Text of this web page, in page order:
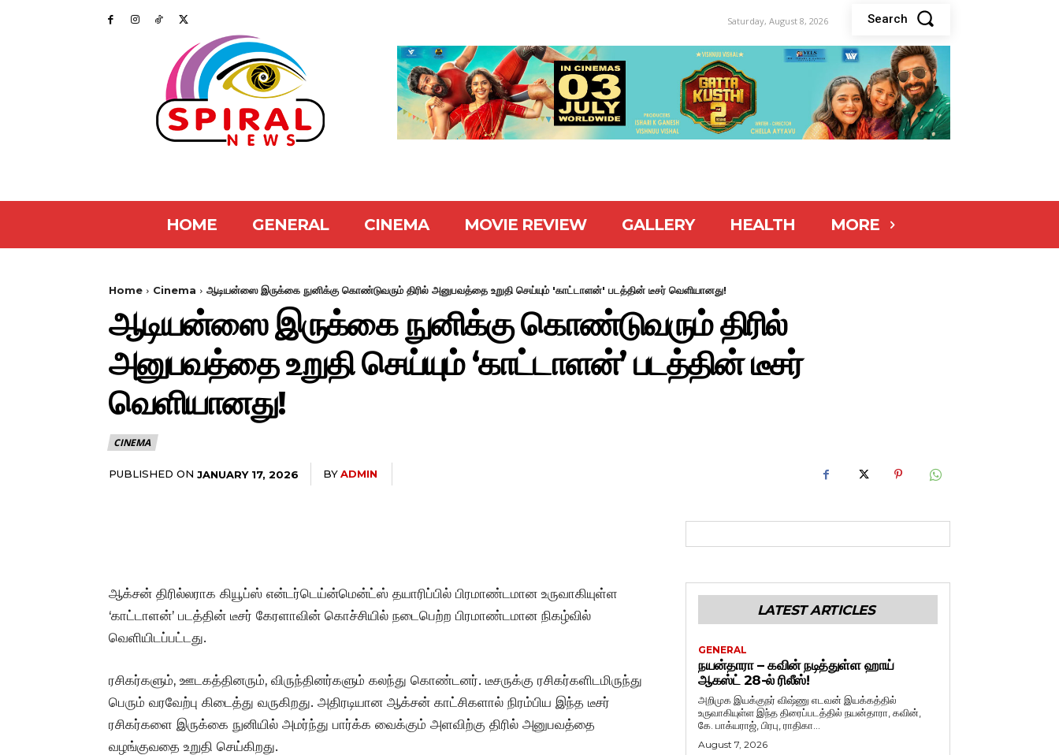
Saturday, August 8, 2026 Search
HOME GENERAL CINEMA MOVIE REVIEW GALLERY HEALTH MORE
Home Cinema ஆடியன்ஸை இருக்கை நுனிக்கு கொண்டுவரும் திரில் அனுபவத்தை உறுதி செய்யும் 'காட்டாளன்' படத்தின் டீசர் வெளியானது!
ஆடியன்ஸை இருக்கை நுனிக்கு கொண்டுவரும் திரில்
அனுபவத்தை உறுதி செய்யும் ‘காட்டாளன்’ படத்தின் டீசர்
வெளியானது!
CINEMA
PUBLISHED ON JANUARY 17, 2026 BYADMIN
ஆக்சன் திரில்லராக கியூப்ஸ் என்டர்டெய்ன்மென்ட்ஸ் தயாரிப்பில் பிரமாண்டமான உருவாகியுள்ள
‘காட்டாளன்’ படத்தின் டீசர் கேரளாவின் கொச்சியில் நடைபெற்ற பிரமாண்டமான நிகழ்வில்
வெளியிடப்பட்டது.
ரசிகர்களும், ஊடகத்தினரும், விருந்தினர்களும் கலந்து கொண்டனர். டீசருக்கு ரசிகர்களிடமிருந்து
பெரும் வரவேற்பு கிடைத்து வருகிறது. அதிரடியான ஆக்சன் காட்சிகளால் நிரம்பிய இந்த டீசர்
ரசிகர்களை இருக்கை நுனியில் அமர்ந்து பார்க்க வைக்கும் அளவிற்கு திரில் அனுபவத்தை
வழங்குவதை உறுதி செய்கிறது.
LATEST ARTICLES
GENERAL
நயன்தாரா – கவின் நடித்துள்ள ஹாய்
ஆகஸ்ட் 28-ல் ரிலீஸ்!
அறிமுக இயக்குநர் விஷ்ணு எடவன் இயக்கத்தில்
உருவாகியுள்ள இந்த திரைப்படத்தில் நயன்தாரா, கவின்,
கே. பாக்யராஜ், பிரபு, ராதிகா...
August 7, 2026